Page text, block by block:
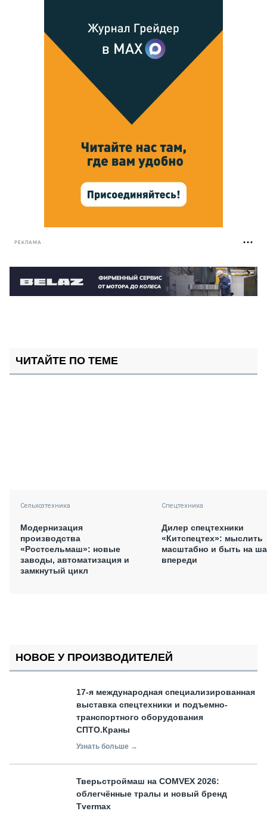
РЕКЛАМА
ЧИТАЙТЕ ПО ТЕМЕ
Сельхозтехника
Модернизация
производства
«Ростсельмаш»: новые
заводы, автоматизация и
замкнутый цикл
Спецтехника
Дилер спецтехники
«Китспецтех»: мыслить
масштабно и быть на
впереди
НОВОЕ У ПРОИЗВОДИТЕЛЕЙ
17-я международная специализированная
выставка спецтехники и подъемно-
транспортного оборудования
СПТО.Краны
Узнать больше →
Тверьстроймаш на COMVEX 2026:
облегчённые тралы и новый бренд
Tvermax